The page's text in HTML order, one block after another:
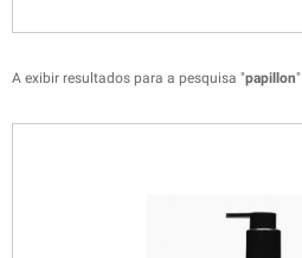
A exibir resultados para a pesquisa "papillon"